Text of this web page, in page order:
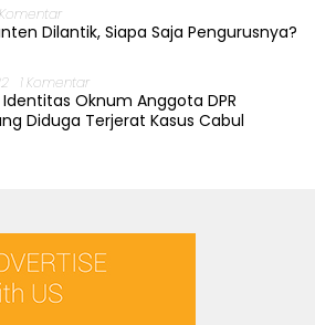
Komentar
Dilantik, Siapa Saja Pengurusnya?
1 Komentar
Identitas Oknum Anggota DPR
Diduga Terjerat Kasus Cabul